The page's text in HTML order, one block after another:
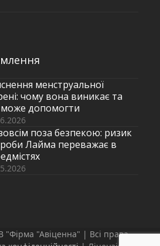
менструальної
чому вона виникає та
допомогти
поза безпекою: ризик
Лайма переважає в
"Фірма "Авіценна" | Всі права